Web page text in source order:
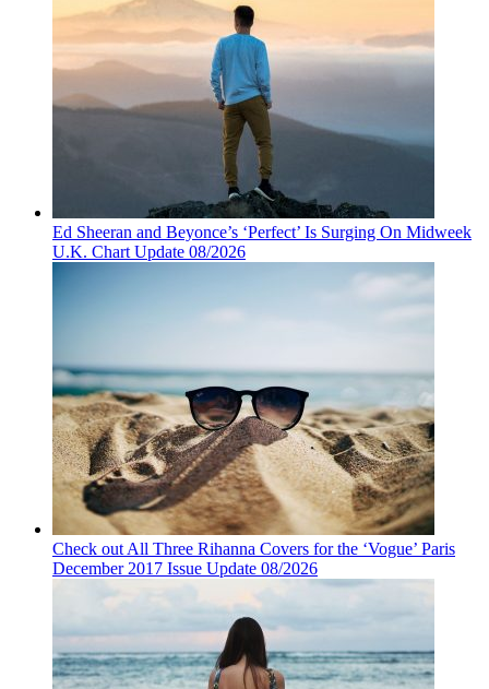
Ed Sheeran and Beyonce’s ‘Perfect’ Is Surging On Midweek
U.K. Chart Update 08/2026
Check out All Three Rihanna Covers for the ‘Vogue’ Paris
December 2017 Issue Update 08/2026